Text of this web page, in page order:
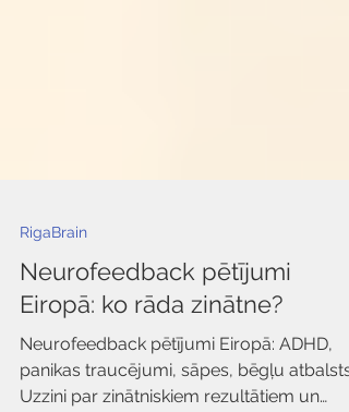
RigaBrain
Neurofeedback pētījumi
Eiropā: ko rāda zinātne?